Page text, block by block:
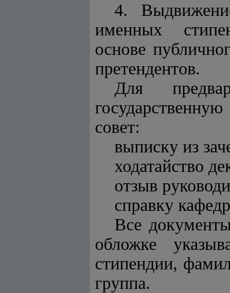
4.
именных
основе
претендентов.
Для
совет:
выписку из
ходатайство
отзыв
справку
Все
обложке
стипендии,
группа.